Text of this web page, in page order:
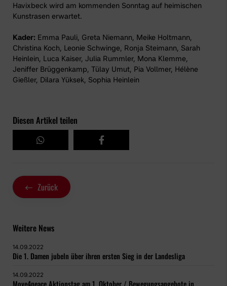
Havixbeck wird am kommenden Sonntag auf heimischen
Kunstrasen erwartet.
Kader: Emma Pauli, Greta Niemann, Meike Holtmann,
Christina Koch, Leonie Schwinge, Ronja Steimann, Sarah
Heinlein, Luca Kaiser, Julia Rummler, Mona Klemme,
Jeniffer Brüggenkamp, Tülay Umut, Pia Vollmer, Hélène
Gießler, Dilara Yüksek, Sophia Heinlein
Diesen Artikel teilen
Zurück
Weitere News
14.09.2022
Die 1. Damen jubeln über ihren ersten Sieg in der Landesliga
14.09.2022